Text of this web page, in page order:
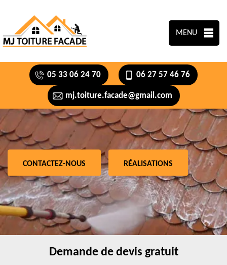
MENU
05 33 06 24 70 06 27 57 46 76
mj.toiture.facade@gmail.com
CONTACTEZ-NOUS RÉALISATIONS
Demande de devis gratuit